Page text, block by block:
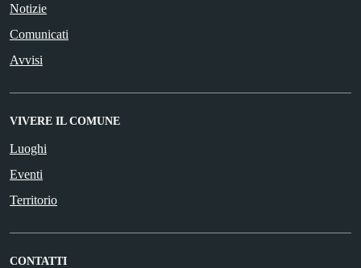
Notizie
Comunicati
Avvisi
VIVERE IL COMUNE
Luoghi
Eventi
Territorio
CONTATTI